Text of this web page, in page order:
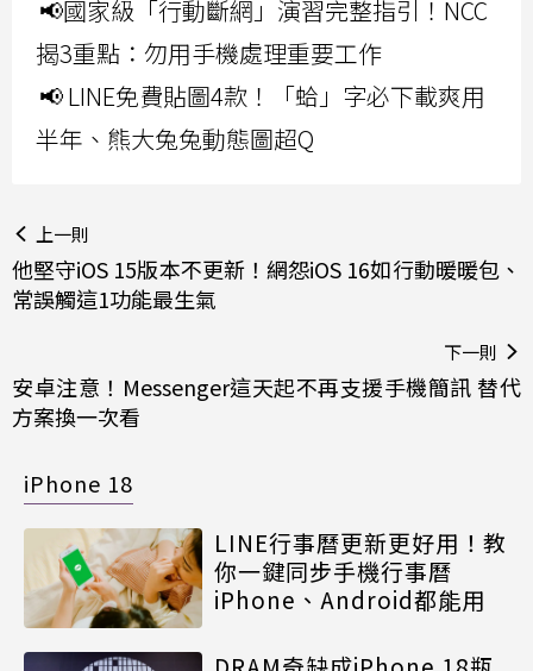
📢國家級「行動斷網」演習完整指引！NCC
揭3重點：勿用手機處理重要工作
📢 LINE免費貼圖4款！「蛤」字必下載爽用
半年、熊大兔兔動態圖超Q
上一則
他堅守iOS 15版本不更新！網怨iOS 16如行動暖暖包、
常誤觸這1功能最生氣
下一則
安卓注意！Messenger這天起不再支援手機簡訊 替代
方案換一次看
iPhone 18
LINE行事曆更新更好用！教
你一鍵同步手機行事曆
iPhone、Android都能用